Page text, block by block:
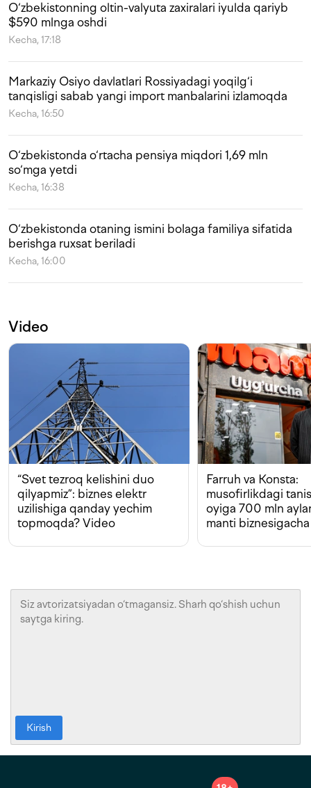
O‘zbekistonning oltin-valyuta zaxiralari iyulda qariyb
$590 mlnga oshdi
Kecha, 17:18
Markaziy Osiyo davlatlari Rossiyadagi yoqilg‘i
tanqisligi sabab yangi import manbalarini izlamoqda
Kecha, 16:50
O‘zbekistonda o‘rtacha pensiya miqdori 1,69 mln
so‘mga yetdi
Kecha, 16:38
O‘zbekistonda otaning ismini bolaga familiya sifatida
berishga ruxsat beriladi
Kecha, 16:00
Video
“Svet tezroq kelishini duo
qilyapmiz”: biznes elektr
uzilishiga qanday yechim
topmoqda? Video
Farruh va Konsta:
musofirlikdagi
oyiga 700 mln
manti biznesigacha
Kirish